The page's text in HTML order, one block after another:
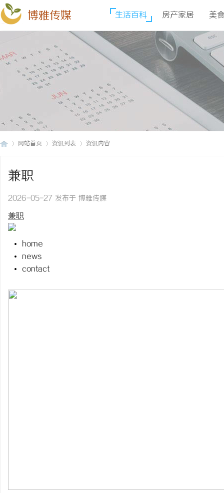
博雅传媒 生活百科 房产家居 美
网站首页 资讯列表 资讯内容
兼职
2026-05-27 发布于 博雅传媒
兼职
home
news
contact